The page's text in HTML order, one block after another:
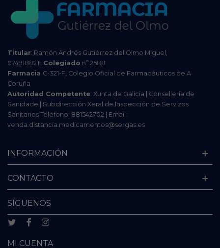
Titular: Ramón Andrés Gutiérrez del Olmo Miguel,
07491882T, Colegiado nº 2588
Farmacia C-321-F, Colegio Oficial de Farmacéuticos de A
Coruña
Autoridad Competente: Xunta de Galicia | Consellería de
Sanidade | Subdirección Xeral de Inspección de Servizos
Sanitarios Teléfono: 881542702 | Email:
venda.distancia.medicamentos@sergas.es
INFORMACIÓN
CONTACTO
SÍGUENOS
MI CUENTA